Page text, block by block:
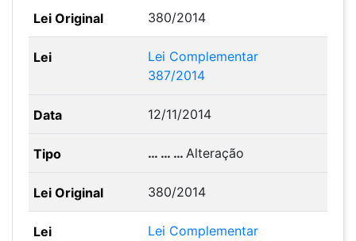
380/2014
Lei Complementar
387/2014
12/11/2014
… … …Alteração
380/2014
Lei Complementar